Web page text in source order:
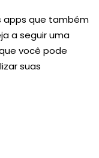
apps que também
a seguir uma
você pode
suas